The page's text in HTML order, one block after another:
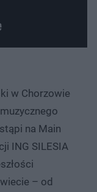
w Chorzowie
na Main
ING SILESIA
– od